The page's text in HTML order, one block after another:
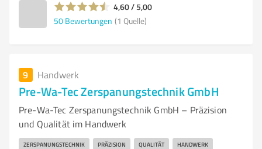
4,60 / 5,00
50 Bewertungen (1 Quelle)
9 Handwerk
Pre-Wa-Tec Zerspanungstechnik GmbH
Pre-Wa-Tec Zerspanungstechnik GmbH – Präzision
und Qualität im Handwerk
ZERSPANUNGSTECHNIK PRÄZISION QUALITÄT HANDWERK